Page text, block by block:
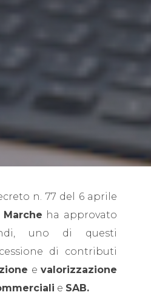
n. 77 del 6 aprile
Marche ha approvato
uno di questi
di contributi
e valorizzazione
e SAB.